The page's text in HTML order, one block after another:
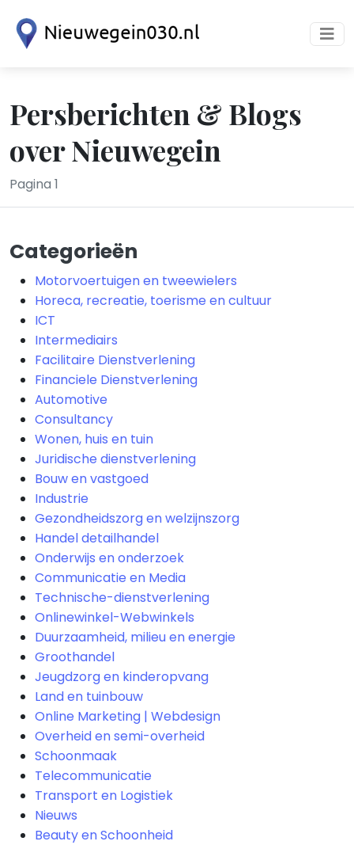
Persberichten & Blogs
over Nieuwegein
Pagina 1
Categorieën
Motorvoertuigen en tweewielers
Horeca, recreatie, toerisme en cultuur
ICT
Intermediairs
Facilitaire Dienstverlening
Financiele Dienstverlening
Automotive
Consultancy
Wonen, huis en tuin
Juridische dienstverlening
Bouw en vastgoed
Industrie
Gezondheidszorg en welzijnszorg
Handel detailhandel
Onderwijs en onderzoek
Communicatie en Media
Technische-dienstverlening
Onlinewinkel-Webwinkels
Duurzaamheid, milieu en energie
Groothandel
Jeugdzorg en kinderopvang
Land en tuinbouw
Online Marketing | Webdesign
Overheid en semi-overheid
Schoonmaak
Telecommunicatie
Transport en Logistiek
Nieuws
Beauty en Schoonheid